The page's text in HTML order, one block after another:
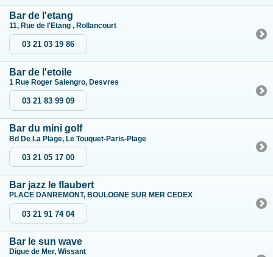
Bar de l'etang
11, Rue de l'Etang , Rollancourt
03 21 03 19 86
Bar de l'etoile
1 Rue Roger Salengro, Desvres
03 21 83 99 09
Bar du mini golf
Bd De La Plage, Le Touquet-Paris-Plage
03 21 05 17 00
Bar jazz le flaubert
PLACE DANREMONT, BOULOGNE SUR MER CEDEX
03 21 91 74 04
Bar le sun wave
Digue de Mer, Wissant